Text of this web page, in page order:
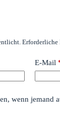
Erforderliche
E-Mail
wenn jemand